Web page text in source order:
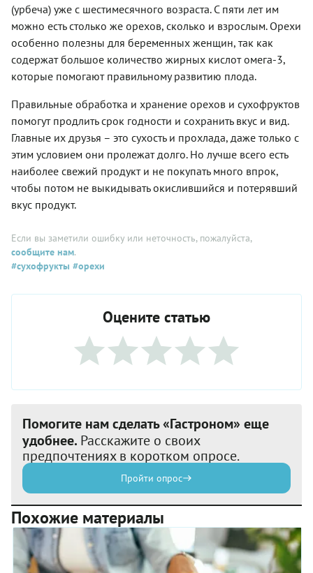
(урбеча) уже с шестимесячного возраста. С пяти лет им
можно есть столько же орехов, сколько и взрослым. Орехи
особенно полезны для беременных женщин, так как
содержат большое количество жирных кислот омега-3,
которые помогают правильному развитию плода.
Правильные обработка и хранение орехов и сухофруктов
помогут продлить срок годности и сохранить вкус и вид.
Главные их друзья – это сухость и прохлада, даже только с
этим условием они пролежат долго. Но лучше всего есть
наиболее свежий продукт и не покупать много впрок,
чтобы потом не выкидывать окислившийся и потерявший
вкус продукт.
Если вы заметили ошибку или неточность, пожалуйста,
сообщите нам.
#сухофрукты #орехи
Оцените статью
Помогите нам сделать «Гастроном» еще
удобнее. Расскажите о своих
предпочтениях в коротком опросе.
Пройти опрос
Похожие материалы